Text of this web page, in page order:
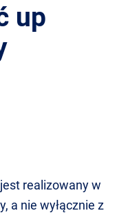
up
realizowany w
a nie wyłącznie z